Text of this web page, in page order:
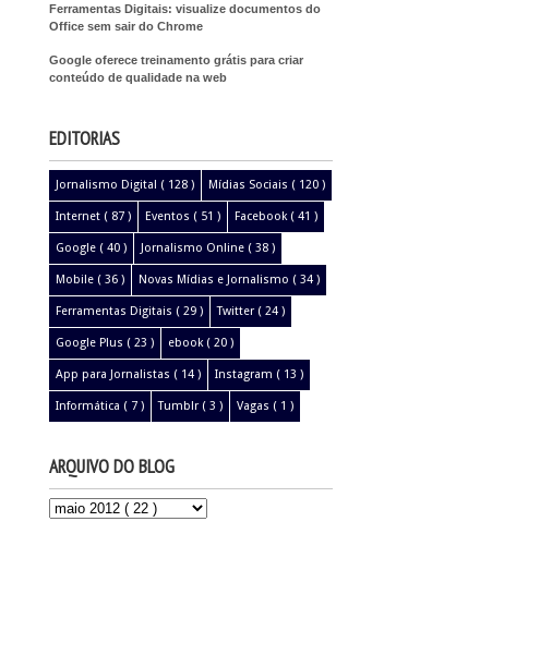
Ferramentas Digitais: visualize documentos do
Office sem sair do Chrome
Google oferece treinamento grátis para criar
conteúdo de qualidade na web
EDITORIAS
Jornalismo Digital ( 128 ) Mídias Sociais ( 120 )
Internet ( 87 ) Eventos ( 51 ) Facebook ( 41 )
Google ( 40 ) Jornalismo Online ( 38 )
Mobile ( 36 ) Novas Mídias e Jornalismo ( 34 )
Ferramentas Digitais ( 29 ) Twitter ( 24 )
Google Plus ( 23 ) ebook ( 20 )
App para Jornalistas ( 14 ) Instagram ( 13 )
Informática ( 7 ) Tumblr ( 3 ) Vagas ( 1 )
ARQUIVO DO BLOG